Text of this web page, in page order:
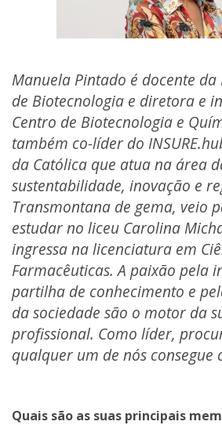
Manuela Pintado é docente da
de Biotecnologia e diretora e
Centro de Biotecnologia e
também co-líder do
da Católica que atua na área
sustentabilidade, inovação e
Transmontana de gema, veio
estudar no liceu Carolina
ingressa na licenciatura em
Farmacêuticas. A paixão pela
partilha de conhecimento e
da sociedade são o motor da
profissional. Como líder,
qualquer um de nós consegue
Quais são as suas principais